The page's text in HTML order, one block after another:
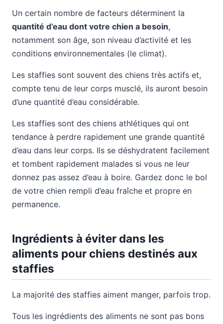
Un certain nombre de facteurs déterminent la
quantité d’eau dont votre chien a besoin,
notamment son âge, son niveau d’activité et les
conditions environnementales (le climat).
Les staffies sont souvent des chiens très actifs et,
compte tenu de leur corps musclé, ils auront besoin
d’une quantité d’eau considérable.
Les staffies sont des chiens athlétiques qui ont
tendance à perdre rapidement une grande quantité
d’eau dans leur corps. Ils se déshydratent facilement
et tombent rapidement malades si vous ne leur
donnez pas assez d’eau à boire. Gardez donc le bol
de votre chien rempli d’eau fraîche et propre en
permanence.
Ingrédients à éviter dans les
aliments pour chiens destinés aux
staffies
La majorité des staffies aiment manger, parfois trop.
Tous les ingrédients des aliments ne sont pas bons